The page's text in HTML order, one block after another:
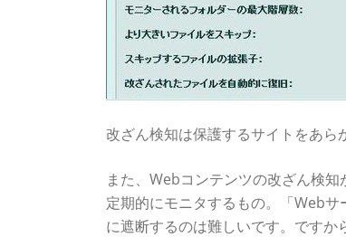
改ざん検知は保護するサイトをあら
また、Webコンテンツの改ざん検
定期的にモニタするもの。「Web
に遮断するのは難しいです。です